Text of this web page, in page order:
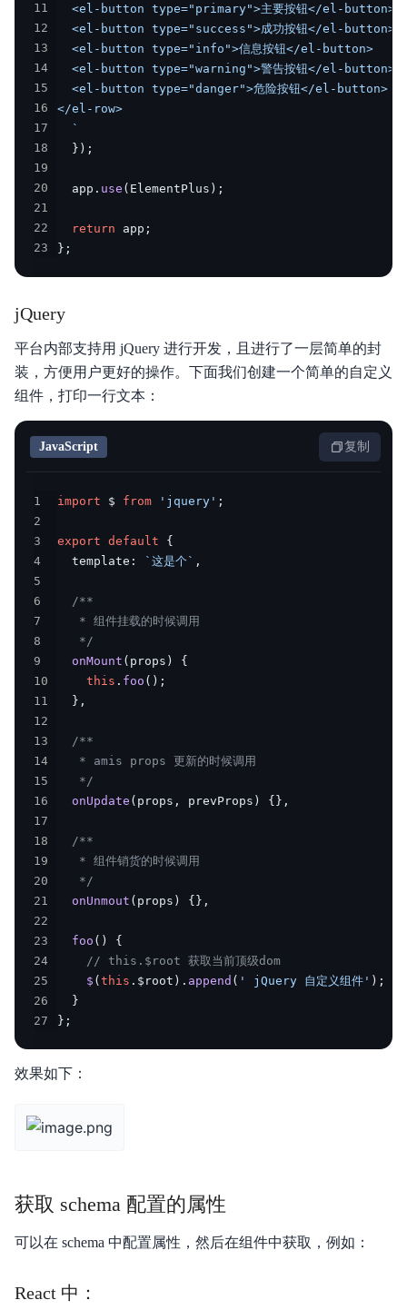
11
12
13
14
15
16
17
`
18
} ) ;
19
20
  app
. use ( ElementPlus ) ;
21
22
return app ;
23
} ;
jQuery
平台内部支持用 jQuery 进行开发，且进行了一层简单的封
装，方便用户更好的操作。下面我们创建一个简单的自定义
组件，打印一行文本：
JavaScript 复制
1 import $ from 'jquery' ;
2
3
export default
{
4
  template
: ` 这是个` ,
5
6
7
8
   */
9
onMount ( props )
{
10
this . foo ( ) ;
11
} ,
12
13
14
15
   */
16
onUpdate ( props , prevProps ) {} ,
17
18
19
20
   */
21
onUnmout ( props ) {} ,
22
23
foo ( )
{
24
// this.$root 获取当前顶级dom
25
$ (this . $root ) . append ( ' jQuery 自定义组件' ) ;
26
}
27
} ;
效果如下：
获取 schema 配置的属性
可以在 schema 中配置属性，然后在组件中获取，例如：
React 中：